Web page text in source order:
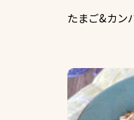
たまご&カン